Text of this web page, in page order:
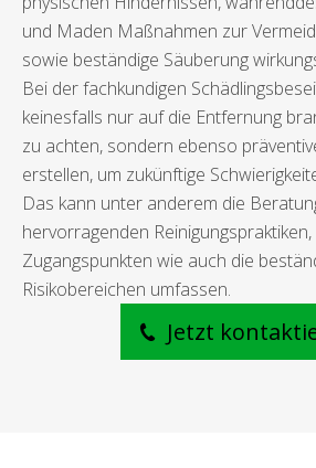
und Maden Maßnahmen zur
sowie beständige Säuberung
Bei der fachkundigen
keinesfalls nur auf die Entfernung
zu achten, sondern ebenso
erstellen, um zukünftige
Das kann unter anderem die
hervorragenden
Zugangspunkten wie auch die
Risikobereichen umfassen.
Jetzt